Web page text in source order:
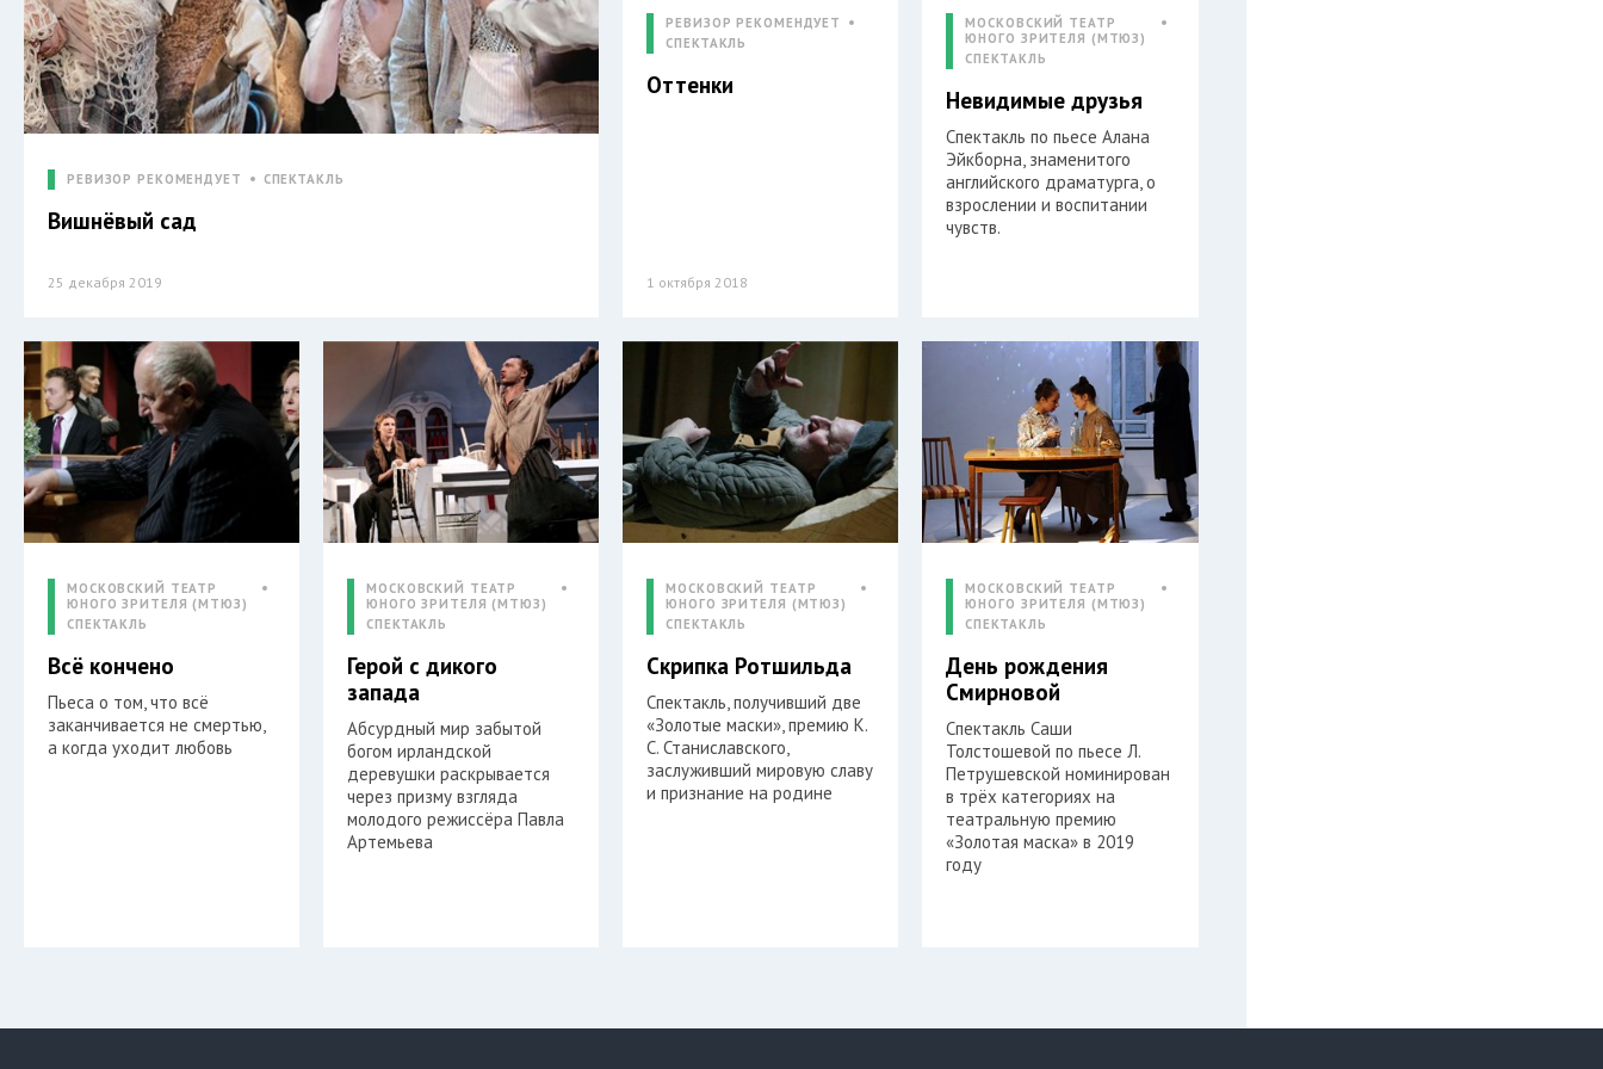
РЕВИЗОР РЕКОМЕНДУЕТ СПЕКТАКЛЬ
Вишнёвый сад
25 декабря 2019
РЕВИЗОР РЕКОМЕНДУЕТ
СПЕКТАКЛЬ
Оттенки
1 октября 2018
МОСКОВСКИЙ ТЕАТР
ЮНОГО ЗРИТЕЛЯ (МТЮЗ)
СПЕКТАКЛЬ
Невидимые друзья
Спектакль по пьесе Алана
Эйкборна, знаменитого
английского драматурга, о
взрослении и воспитании
чувств.
МОСКОВСКИЙ ТЕАТР
ЮНОГО ЗРИТЕЛЯ (МТЮЗ)
СПЕКТАКЛЬ
Всё кончено
Пьеса о том, что всё
заканчивается не смертью,
а когда уходит любовь
МОСКОВСКИЙ ТЕАТР
ЮНОГО ЗРИТЕЛЯ (МТЮЗ)
СПЕКТАКЛЬ
Герой с дикого
запада
Абсурдный мир забытой
богом ирландской
деревушки раскрывается
через призму взгляда
молодого режиссёра Павла
Артемьева
МОСКОВСКИЙ ТЕАТР
ЮНОГО ЗРИТЕЛЯ (МТЮЗ)
СПЕКТАКЛЬ
Скрипка Ротшильда
Спектакль, получивший две
«Золотые маски», премию К.
С. Станиславского,
заслуживший мировую славу
и признание на родине
МОСКОВСКИЙ ТЕАТР
ЮНОГО ЗРИТЕЛЯ (МТЮЗ)
СПЕКТАКЛЬ
День рождения
Смирновой
Спектакль Саши
Толстошевой по пьесе Л.
Петрушевской номинирован
в трёх категориях на
театральную премию
«Золотая маска» в 2019
году